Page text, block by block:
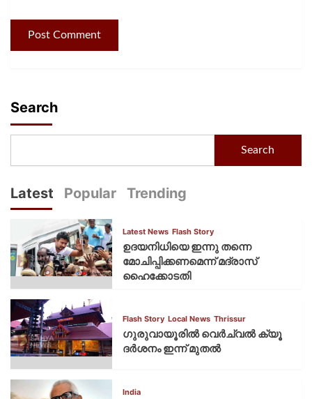
Search
Search
Latest Popular Trending
Latest News Flash Story
ഉദയനിധിയെ ഇന്നു തന്നെ
മോചിപ്പിക്കണമെന്ന് മദ്രാസ്
ഹൈക്കോടതി
Flash Story Local News Thrissur
ഗുരുവായൂരില്‍ വെര്‍ച്വല്‍ ക്യൂ
ദര്‍ശനം ഇന്ന് മുതല്‍
India